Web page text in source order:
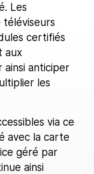
Les
certifiés
aux
ainsi anticiper
les
via ce
avec la carte
géré par
ainsi